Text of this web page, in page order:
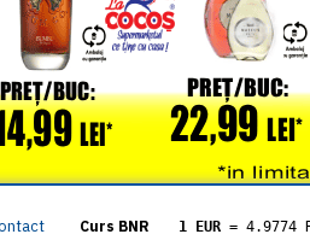
Curs BNR 1 EUR = 4.9774